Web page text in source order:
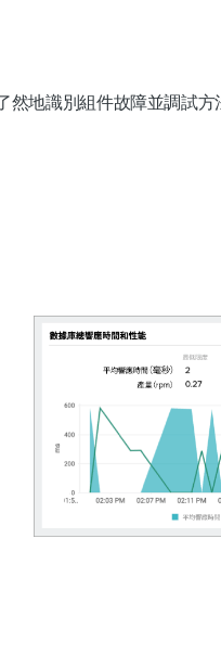
地識別組件故障並調試方